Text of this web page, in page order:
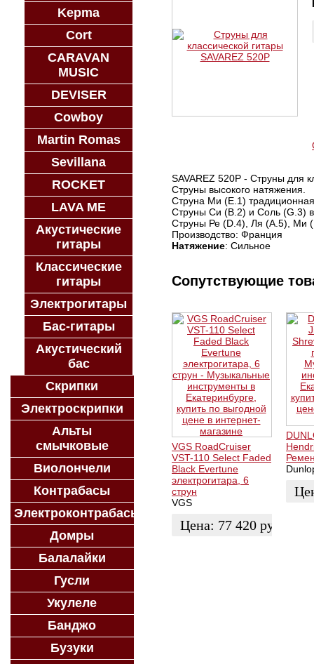
SAVAREZ 520P - Струны для
Струны высокого натяжения.
Струна Ми (E.1) традиционная
Струны Си (B.2) и Соль (G.3)
Струны Ре (D.4), Ля (A.5), Ми
Производство: Франция
Натяжение: Сильное
Сопутствующие
VGS RoadCruiser
VST-110 Select Faded
Black Evertune
электрогитара, 6
струн
VGS
Цена: 77 420 руб.
Kepma
Cort
CARAVAN
MUSIC
DEVISER
Cowboy
Martin Romas
Sevillana
ROCKET
LAVA ME
Акустические
гитары
Классические
гитары
Электрогитары
Бас-гитары
Акустический
бас
Скрипки
Электроскрипки
Альты
смычковые
Виолончели
Контрабасы
Электроконтрабасы
Домры
Балалайки
Гусли
Укулеле
Банджо
Бузуки